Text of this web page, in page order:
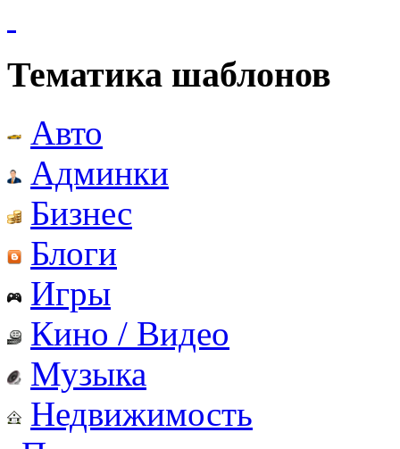
Тематика шаблонов
Авто
Админки
Бизнес
Блоги
Игры
Кино / Видео
Музыка
Недвижимость